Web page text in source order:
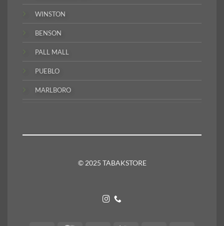
WINSTON
BENSON
PALL MALL
PUEBLO
MARLBORO
© 2025 TABAKSTORE